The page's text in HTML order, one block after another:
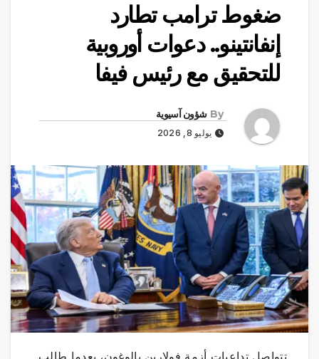
ضغوط ترامب تطارد
إنفانتينو.. دعوات أوروبية
للتحقيق مع رئيس فيفا
By شؤون آسيوية
يوليو 8, 2026
تتواصل تداعيات أزمة فولارين بالوغون، بعدما طالب